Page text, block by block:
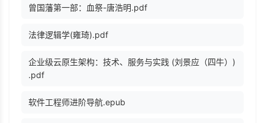
曾国藩第一部：血祭-唐浩明.pdf
法律逻辑学(雍琦).pdf
企业级云原生架构：技术、服务与实践 (刘景应（四牛）)
.pdf
软件工程师进阶导航.epub